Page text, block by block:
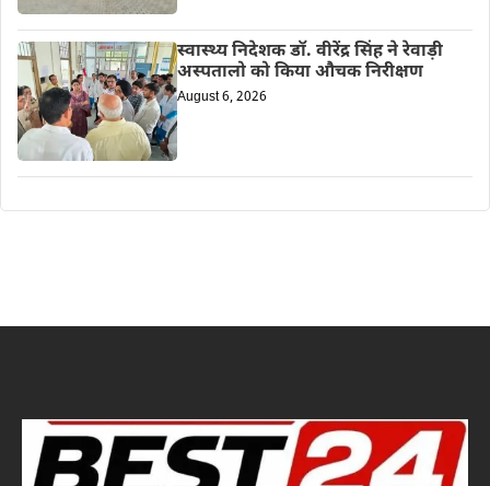
स्वास्थ्य निदेशक डॉ. वीरेंद्र सिंह ने रेवाड़ी
अस्पतालो को किया औचक निरीक्षण
August 6, 2026